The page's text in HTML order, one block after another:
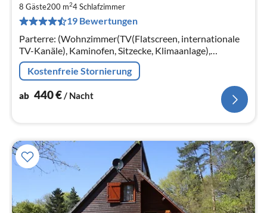
8 Gäste200 m24Schlafzimmer
19 Bewertungen
Parterre: (Wohnzimmer(TV(Flatscreen, internationale
TV-Kanäle), Kaminofen, Sitzecke, Klimaanlage),
Küche(Bar, 2x Kaffeemaschine(cups, pads)
Kostenfreie Stornierung
ab 440€/ Nacht